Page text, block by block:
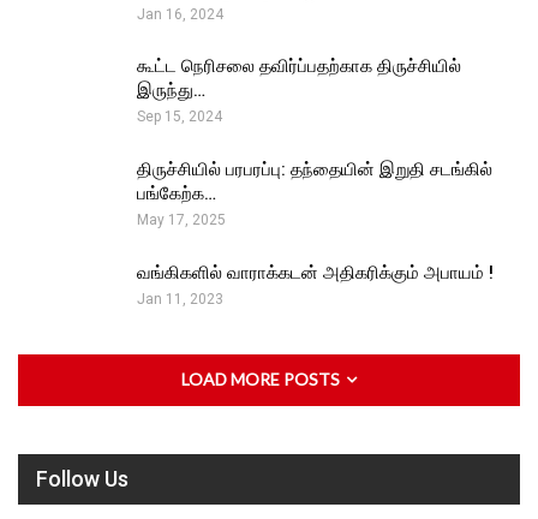
Jan 16, 2024
கூட்ட நெரிசலை தவிர்ப்பதற்காக திருச்சியில்
இருந்து…
Sep 15, 2024
திருச்சியில் பரபரப்பு: தந்தையின் இறுதி சடங்கில்
பங்கேற்க…
May 17, 2025
வங்கிகளில் வாராக்கடன் அதிகரிக்கும் அபாயம் !
Jan 11, 2023
LOAD MORE POSTS
Follow Us